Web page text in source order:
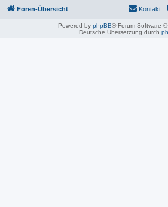
Foren-Übersicht Kontakt
Powered by phpBB® Forum Software
Deutsche Übersetzung durch